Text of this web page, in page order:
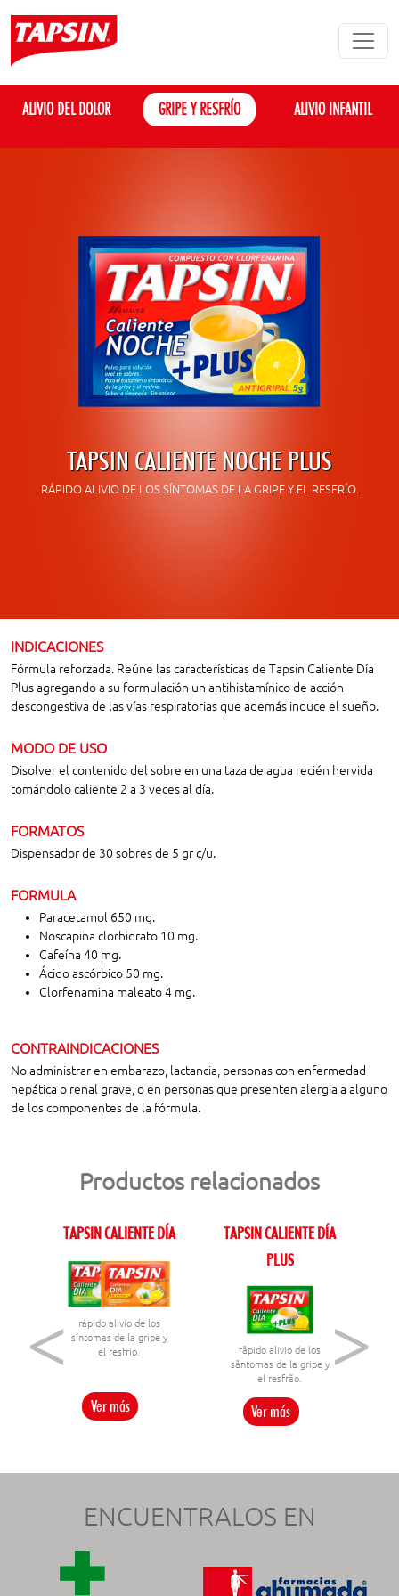
ALIVIO DEL DOLOR GRIPE Y RESFRÍO ALIVIO INFANTIL
TAPSIN CALIENTE NOCHE PLUS
RÁPIDO ALIVIO DE LOS SÍNTOMAS DE LA GRIPE Y EL RESFRÍO.
INDICACIONES
Fórmula reforzada. Reúne las características de Tapsin Caliente Dí­a
Plus agregando a su formulación un antihistamínico de acción
descongestiva de las vías respiratorias que además induce el sueño.
MODO DE USO
Disolver el contenido del sobre en una taza de agua recién hervida
tomándolo caliente 2 a 3 veces al día.
FORMATOS
Dispensador de 30 sobres de 5 gr c/u.
FORMULA
Paracetamol 650 mg.
Noscapina clorhidrato 10 mg.
Cafeína 40 mg.
Ácido ascórbico 50 mg.
Clorfenamina maleato 4 mg.
CONTRAINDICACIONES
No administrar en embarazo, lactancia, personas con enfermedad
hepática o renal grave, o en personas que presenten alergia a alguno
de los componentes de la fórmula.
Productos relacionados
TAPSIN CALIENTE DÍA
rápido alivio de los
síntomas de la gripe y
el resfrío.
Ver más
TAPSIN CALIENTE DÍA
PLUS
rãpido alivio de los
sãntomas de la gripe y
el resfrão.
Ver más
< >
ENCUENTRALOS EN